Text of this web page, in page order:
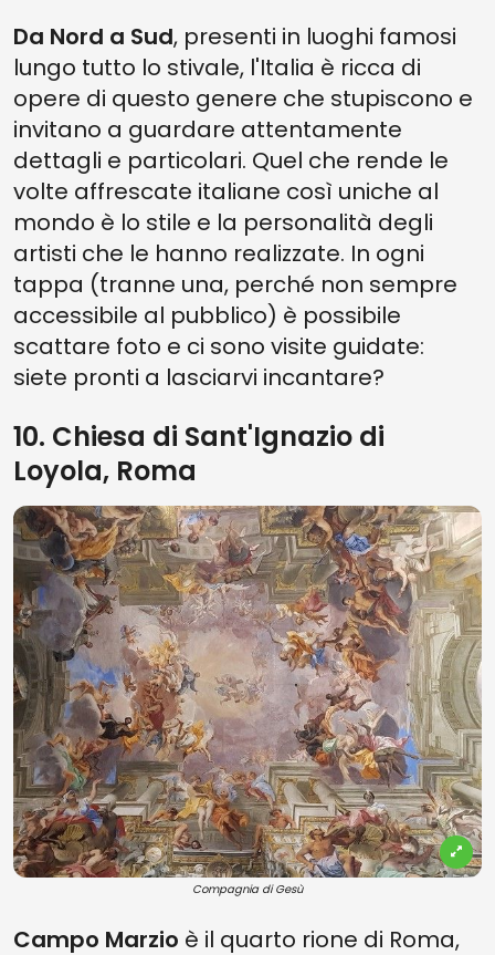
Da Nord a Sud, presenti in luoghi famosi
lungo tutto lo stivale, l'Italia è ricca di
opere di questo genere che stupiscono e
invitano a guardare attentamente
dettagli e particolari. Quel che rende le
volte affrescate italiane così uniche al
mondo è lo stile e la personalità degli
artisti che le hanno realizzate. In ogni
tappa (tranne una, perché non sempre
accessibile al pubblico) è possibile
scattare foto e ci sono visite guidate:
siete pronti a lasciarvi incantare?
10. Chiesa di Sant'Ignazio di
Loyola, Roma
Compagnia di Gesù
Campo Marzio è il quarto rione di Roma,